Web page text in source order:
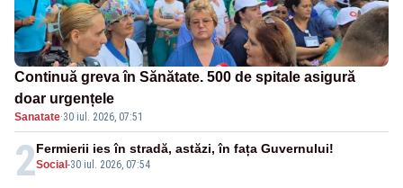
Continuă greva în Sănătate. 500 de spitale asigură
doar urgențele
Sanatate·30 iul. 2026, 07:51
2Social -30 iul. 2026, 07:54
Fermierii ies în stradă, astăzi, în fața Guvernului!